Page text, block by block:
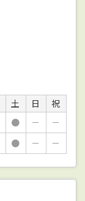
土 日
祝
● －
－
● － －